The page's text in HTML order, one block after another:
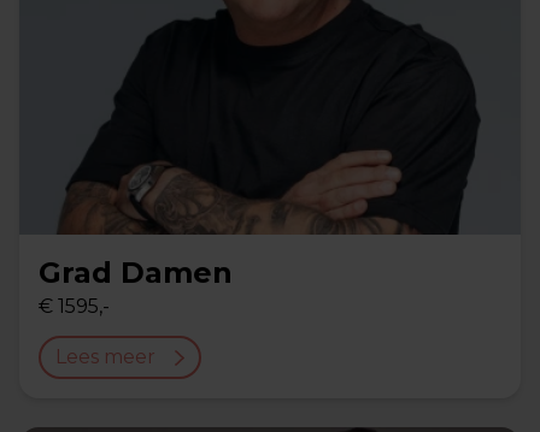
Grad Damen
€ 1595,-
Lees meer